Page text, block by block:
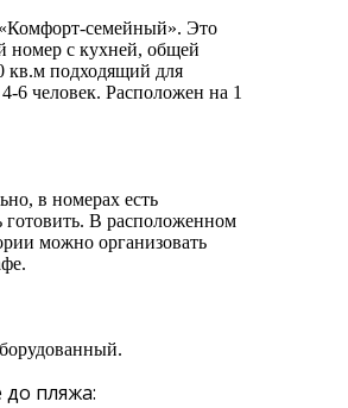
семейный». Это
номер с кухней, общей
кв.м подходящий для
6 человек. Расположен на 1
в номерах есть
готовить. В расположенном
можно организовать
до пляжа: